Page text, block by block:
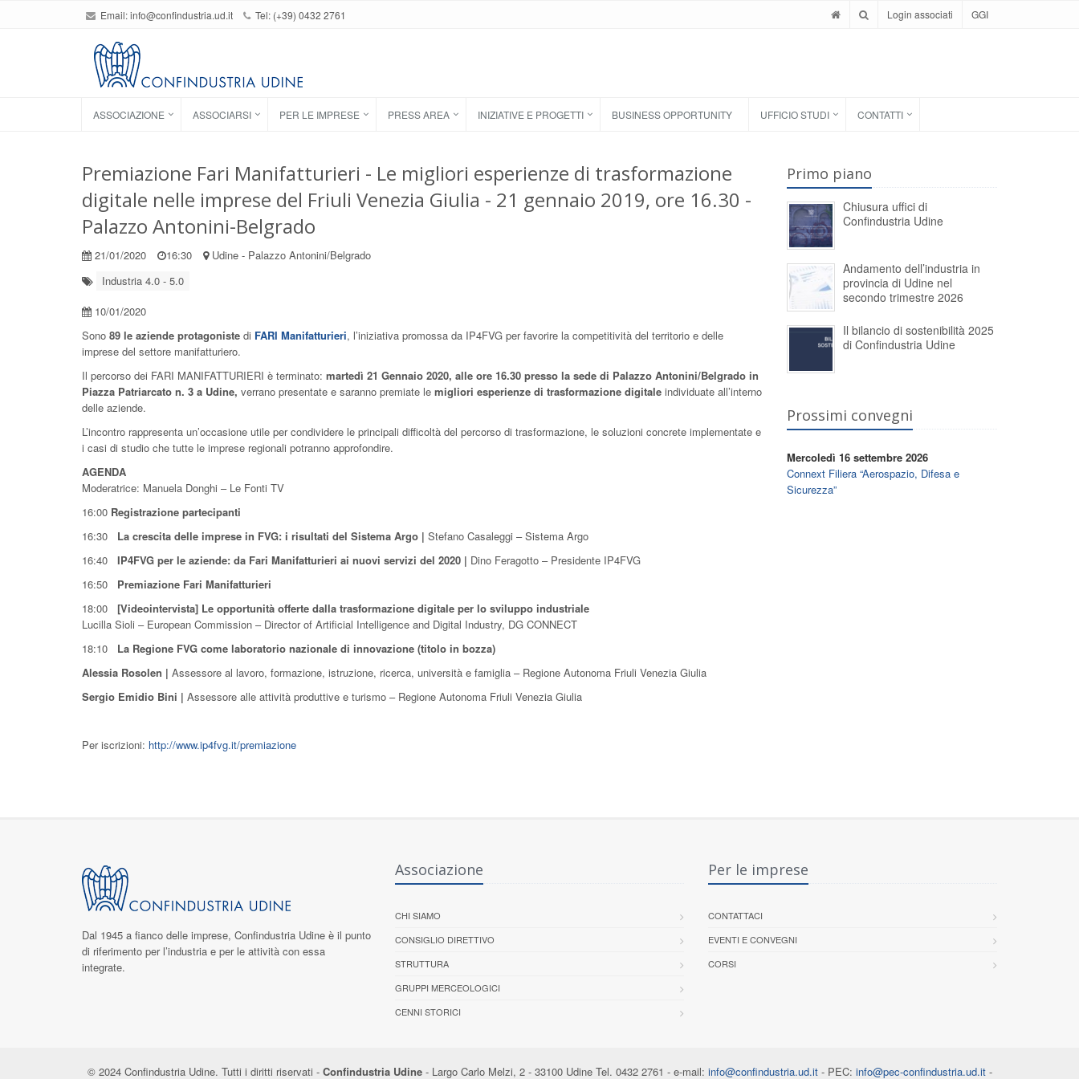
Email:info@confindustria.ud.it Tel: (+39) 0432 2761 Login associati GGI
ASSOCIAZIONE ASSOCIARSI PER LE IMPRESE PRESS AREA INIZIATIVE E PROGETTI BUSINESS OPPORTUNITY UFFICIO STUDI CONTATTI
Premiazione Fari Manifatturieri - Le migliori esperienze di trasformazione
digitale nelle imprese del Friuli Venezia Giulia - 21 gennaio 2019, ore 16.30 -
Palazzo Antonini-Belgrado
21/01/2020 16:30
Udine - Palazzo Antonini/Belgrado
Industria 4.0 - 5.0
10/01/2020
Sono 89 le aziende protagoniste di FARI Manifatturieri, l’iniziativa promossa da IP4FVG per favorire la competitività del territorio e delle
imprese del settore manifatturiero.
Il percorso dei FARI MANIFATTURIERI è terminato: martedì 21 Gennaio 2020, alle ore 16.30 presso la sede di Palazzo Antonini/Belgrado in
Piazza Patriarcato n. 3 a Udine, verrano presentate e saranno premiate le migliori esperienze di trasformazione digitale individuate all’interno
delle aziende.
L’incontro rappresenta un’occasione utile per condividere le principali difficoltà del percorso di trasformazione, le soluzioni concrete implementate e
i casi di studio che tutte le imprese regionali potranno approfondire.
AGENDA
Moderatrice: Manuela Donghi – Le Fonti TV
16:00 Registrazione partecipanti
16:30 La crescita delle imprese in FVG: i risultati del Sistema Argo | Stefano Casaleggi – Sistema Argo
16:40 IP4FVG per le aziende: da Fari Manifatturieri ai nuovi servizi del 2020 | Dino Feragotto – Presidente IP4FVG
16:50 Premiazione Fari Manifatturieri
18:00 [Videointervista] Le opportunità offerte dalla trasformazione digitale per lo sviluppo industriale
Lucilla Sioli – European Commission – Director of Artificial Intelligence and Digital Industry, DG CONNECT
18:10 La Regione FVG come laboratorio nazionale di innovazione (titolo in bozza)
Alessia Rosolen | Assessore al lavoro, formazione, istruzione, ricerca, università e famiglia – Regione Autonoma Friuli Venezia Giulia
Sergio Emidio Bini | Assessore alle attività produttive e turismo – Regione Autonoma Friuli Venezia Giulia
Per iscrizioni: http://www.ip4fvg.it/premiazione
Primo piano
Chiusura uffici di
Confindustria Udine
Andamento dell’industria in
provincia di Udine nel
secondo trimestre 2026
Il bilancio di sostenibilità 2025
di Confindustria Udine
Prossimi convegni
Mercoledì 16 settembre 2026
Connext Filiera “Aerospazio, Difesa e
Sicurezza”
Dal 1945 a fianco delle imprese, Confindustria Udine è il punto
di riferimento per l’industria e per le attività con essa
integrate.
Associazione
CHI SIAMO
CONSIGLIO DIRETTIVO
STRUTTURA
GRUPPI MERCEOLOGICI
CENNI STORICI
Per le imprese
CONTATTACI
EVENTI E CONVEGNI
CORSI
© 2024 Confindustria Udine. Tutti i diritti riservati - Confindustria Udine- Largo Carlo Melzi, 2 - 33100 Udine Tel. 0432 2761 - e-mail: info@confindustria.ud.it- PEC: info@pec-confindustria.ud.it-